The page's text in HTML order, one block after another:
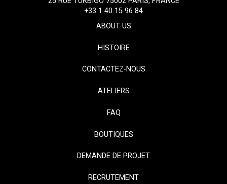
+33 1 40 15 96 84
ABOUT US
HISTOIRE
CONTACTEZ-NOUS
ATELIERS
FAQ
BOUTIQUES
DEMANDE DE PROJET
RECRUTEMENT